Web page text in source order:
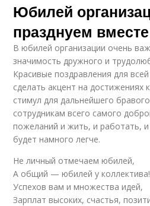
Юбилей
празднуем вместе
В юбилей организации очень
значимость дружного и
Красивые поздравления для
сделать акцент на достижениях
стимул для дальнейшего
сотрудникам всего самого
пожеланий и жить, и работать, и
будет намного легче.
Не личный отмечаем юбилей,
А общий — юбилей у коллектива!
Успехов вам и множества идей,
Зарплат высоких, счастья,